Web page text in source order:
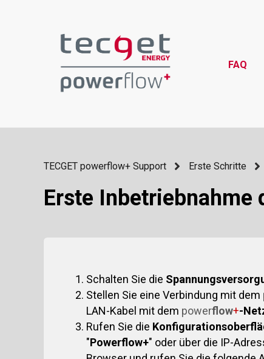
FAQ
TECGET powerflow+ Support Erste Schritte
Erste Inbetriebnahme
Schalten Sie die
Stellen Sie eine Verbindung mit dem
LAN-Kabel mit dem powerflow+-
Rufen Sie die
"Powerflow+" oder über die IP-